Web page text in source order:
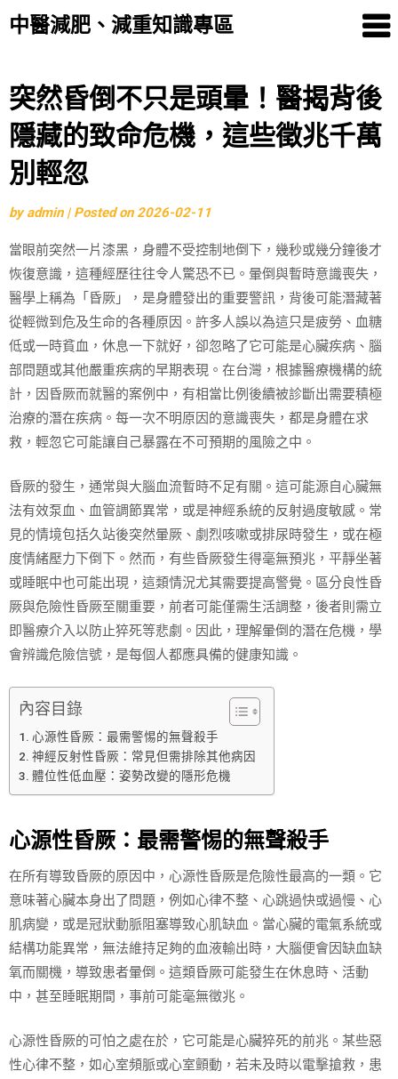
中醫減肥、減重知識專區
Skip
to
content
突然昏倒不只是頭暈！醫揭背後
隱藏的致命危機，這些徵兆千萬
別輕忽
byadmin | Posted on2026-02-11
當眼前突然一片漆黑，身體不受控制地倒下，幾秒或幾分鐘後才
恢復意識，這種經歷往往令人驚恐不已。暈倒與暫時意識喪失，
醫學上稱為「昏厥」，是身體發出的重要警訊，背後可能潛藏著
從輕微到危及生命的各種原因。許多人誤以為這只是疲勞、血糖
低或一時貧血，休息一下就好，卻忽略了它可能是心臟疾病、腦
部問題或其他嚴重疾病的早期表現。在台灣，根據醫療機構的統
計，因昏厥而就醫的案例中，有相當比例後續被診斷出需要積極
治療的潛在疾病。每一次不明原因的意識喪失，都是身體在求
救，輕忽它可能讓自己暴露在不可預期的風險之中。
昏厥的發生，通常與大腦血流暫時不足有關。這可能源自心臟無
法有效泵血、血管調節異常，或是神經系統的反射過度敏感。常
見的情境包括久站後突然暈厥、劇烈咳嗽或排尿時發生，或在極
度情緒壓力下倒下。然而，有些昏厥發生得毫無預兆，平靜坐著
或睡眠中也可能出現，這類情況尤其需要提高警覺。區分良性昏
厥與危險性昏厥至關重要，前者可能僅需生活調整，後者則需立
即醫療介入以防止猝死等悲劇。因此，理解暈倒的潛在危機，學
會辨識危險信號，是每個人都應具備的健康知識。
內容目錄
心源性昏厥：最需警惕的無聲殺手
神經反射性昏厥：常見但需排除其他病因
體位性低血壓：姿勢改變的隱形危機
心源性昏厥：最需警惕的無聲殺手
在所有導致昏厥的原因中，心源性昏厥是危險性最高的一類。它
意味著心臟本身出了問題，例如心律不整、心跳過快或過慢、心
肌病變，或是冠狀動脈阻塞導致心肌缺血。當心臟的電氣系統或
結構功能異常，無法維持足夠的血液輸出時，大腦便會因缺血缺
氧而關機，導致患者暈倒。這類昏厥可能發生在休息時、活動
中，甚至睡眠期間，事前可能毫無徵兆。
心源性昏厥的可怕之處在於，它可能是心臟猝死的前兆。某些惡
性心律不整，如心室頻脈或心室顫動，若未及時以電擊搶救，患